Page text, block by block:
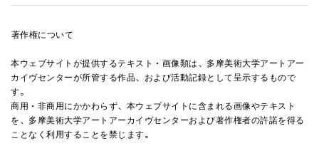
著作権について
本ウェブサイトが提供するテキスト・画像類は、多摩美術大学アートアー
カイヴセンターが所管する作品、および活動記録として呈示するもので
す。
商用・非商用にかかわらず、本ウェブサイトに含まれる画像やテキスト
を、多摩美術大学アートアーカイヴセンターおよび著作権者の許諾を得る
ことなく利用することを禁じます。